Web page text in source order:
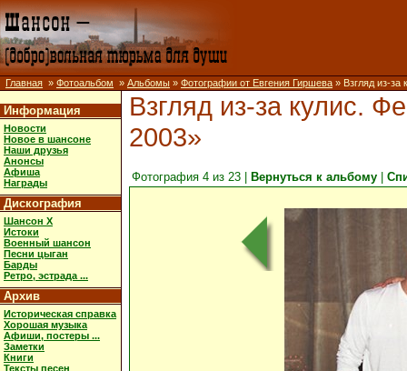
Главная » Фотоальбом » Альбомы » Фотографии от Евгения Гиршева » Взгляд из-за
Информация
Новости
Новое в шансоне
Наши друзья
Анонсы
Афиша
Награды
Дискография
Шансон X
Истоки
Военный шансон
Песни цыган
Барды
Ретро, эстрада ...
Архив
Историческая справка
Хорошая музыка
Афиши, постеры ...
Заметки
Книги
Тексты песен
Взгляд из-за кулис.
2003»
Фотография 4 из 23 | Вернуться к альбому